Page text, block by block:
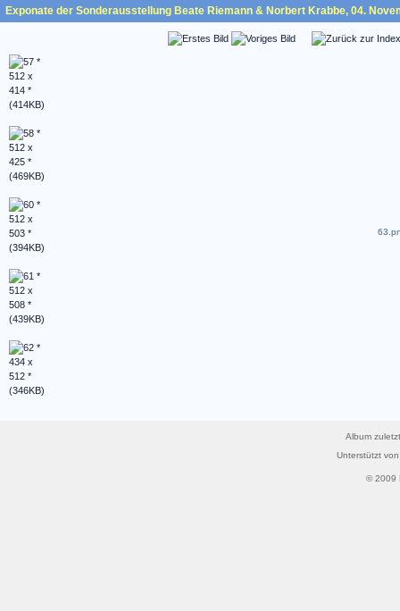
Exponate der Sonderausstellung Beate Riemann & Norbert Krabbe, 04.
Album
Unterstützt
© 2009